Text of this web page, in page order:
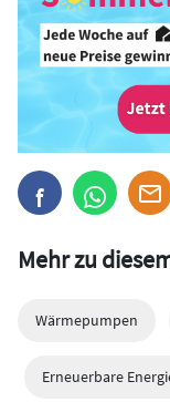
Mehr zu
Wärmepumpen
Erneuerbare